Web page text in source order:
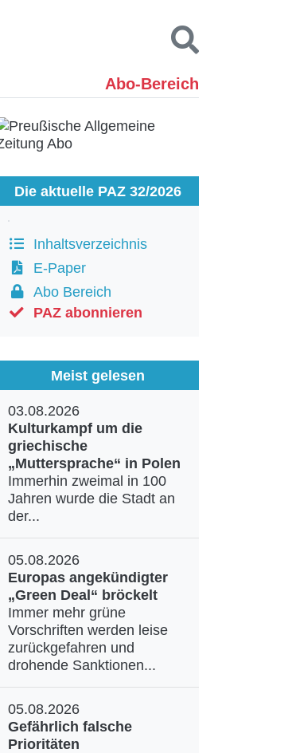
Abo-Bereich
Kontakt
Die aktuelle PAZ 32/2026
Inhaltsverzeichnis
E-Paper
Abo Bereich
PAZ abonnieren
Meist gelesen
03.08.2026
Kulturkampf um die
griechische
„Muttersprache“ in Polen
Immerhin zweimal in 100
Jahren wurde die Stadt an
der...
05.08.2026
Europas angekündigter
„Green Deal“ bröckelt
Immer mehr grüne
Vorschriften werden leise
zurückgefahren und
drohende Sanktionen...
05.08.2026
Gefährlich falsche
Prioritäten